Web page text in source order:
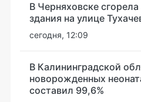
В Черняховске
здания на улице
сегодня, 12:09
В Калининградской
новорожденных
составил 99,6%